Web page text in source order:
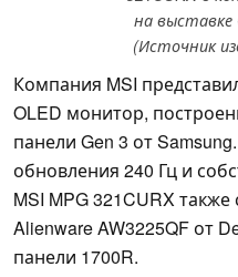
на выставке
(Источник
Компания MSI
OLED монитор,
панели Gen 3 от
обновления 240 Гц и
MSI MPG 321CURX
Alienware AW3225QF от
панели 1700R.